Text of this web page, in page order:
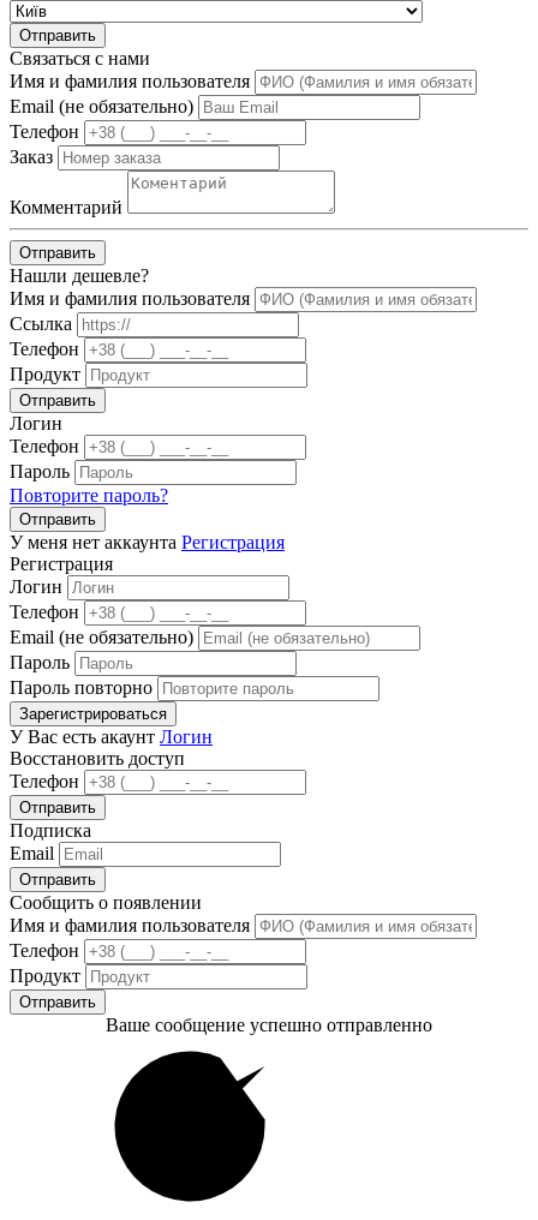
Отправить
Связаться с нами
Имя и фамилия пользователя
Email (не обязательно)
Телефон
Заказ
Комментарий
Отправить
Нашли дешевле?
Имя и фамилия пользователя
Ссылка
Телефон
Продукт
Отправить
Логин
Телефон
Пароль
Повторите пароль?
Отправить
У меня нет аккаунта Регистрация
Регистрация
Логин
Телефон
Email (не обязательно)
Пароль
Пароль повторно
Зарегистрироваться
У Вас есть акаунт Логин
Восстановить доступ
Телефон
Отправить
Подписка
Email
Отправить
Сообщить о появлении
Имя и фамилия пользователя
Телефон
Продукт
Отправить
Ваше сообщение успешно отправленно